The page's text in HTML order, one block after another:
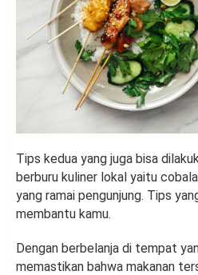
Tips kedua yang juga bisa
berburu kuliner lokal yaitu
yang ramai pengunjung. Tips
membantu kamu.
Dengan berbelanja di tempat
memastikan bahwa makanan